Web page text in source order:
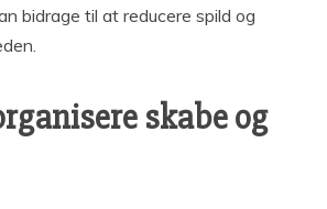
bidrage til at reducere spild og
skabe og